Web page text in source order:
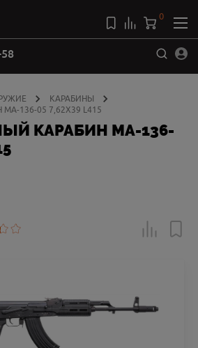
0
КАРАБИНЫ
136-05 7,62Х39 L415
КАРАБИН МА-136-